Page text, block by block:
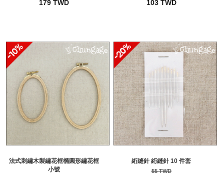
179 TWD 103 TWD
法式刺繡木製繡花框橢圓形繡花框
小號
絎縫針 絎縫針 10 件套
55 TWD